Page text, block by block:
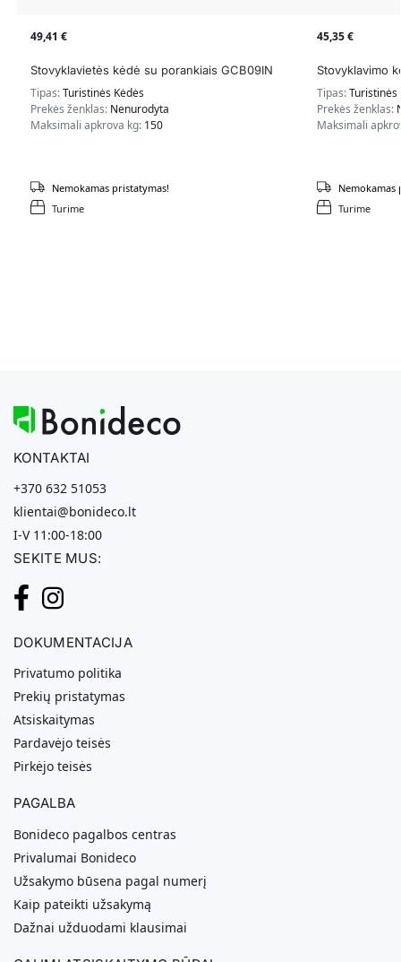
49,41 €
Stovyklavietės kėdė su porankiais GCB09IN
Tipas:Turistinės Kėdės
Prekės ženklas: Nenurodyta
Maksimali apkrova kg: 150
Turime
Nemokamas pristatymas!
45,35€
Stovyklavimo
Tipas:Turistinės
Prekės ženklas:
Maksimali
Turime
Nemokamas
KONTAKTAI
+370 632 51053
klientai@bonideco.lt
I-V 11:00-18:00
SEKITE MUS:
DOKUMENTACIJA
Privatumo politika
Prekių pristatymas
Atsiskaitymas
Pardavėjo teisės
Pirkėjo teisės
PAGALBA
Bonideco pagalbos centras
Privalumai Bonideco
Užsakymo būsena pagal numerį
Kaip pateikti užsakymą
Dažnai užduodami klausimai